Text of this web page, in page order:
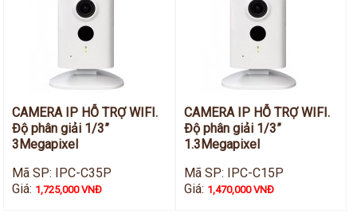
CAMERA IP HỖ TRỢ WIFI.
Độ phân giải 1/3”
3Megapixel
Mã SP: IPC-C35P
Giá: 1,725,000 VNĐ
CAMERA IP HỖ TRỢ WIFI.
Độ phân giải 1/3”
1.3Megapixel
Mã SP: IPC-C15P
Giá: 1,470,000 VNĐ